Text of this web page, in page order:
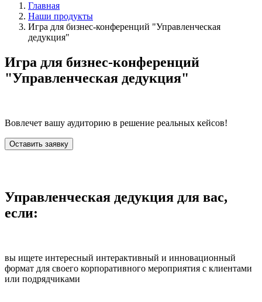
Главная
Наши продукты
Игра для бизнес-конференций "Управленческая
дедукция"
Игра для бизнес-конференций
"Управленческая дедукция"
Вовлечет вашу аудиторию в решение реальных кейсов!
Оставить заявку
Управленческая дедукция для вас,
если:
вы ищете интересный интерактивный и инновационный
формат для своего корпоративного мероприятия с клиентами
или подрядчиками